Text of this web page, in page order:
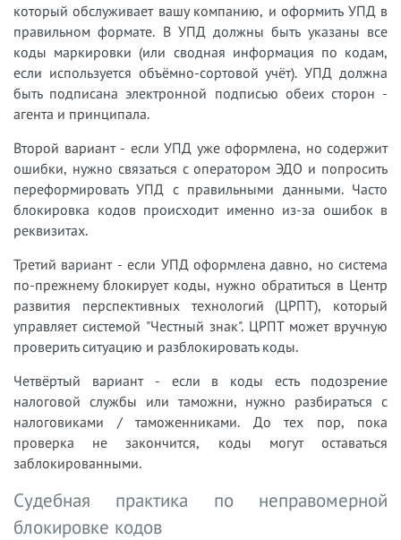
который обслуживает вашу компанию, и оформить УПД в
правильном формате. В УПД должны быть указаны все
коды маркировки (или сводная информация по кодам,
если используется объёмно-сортовой учёт). УПД должна
быть подписана электронной подписью обеих сторон -
агента и принципала.
Второй вариант - если УПД уже оформлена, но содержит
ошибки, нужно связаться с оператором ЭДО и попросить
переформировать УПД с правильными данными. Часто
блокировка кодов происходит именно из-за ошибок в
реквизитах.
Третий вариант - если УПД оформлена давно, но система
по-прежнему блокирует коды, нужно обратиться в Центр
развития перспективных технологий (ЦРПТ), который
управляет системой "Честный знак". ЦРПТ может вручную
проверить ситуацию и разблокировать коды.
Четвёртый вариант - если в коды есть подозрение
налоговой службы или таможни, нужно разбираться с
налоговиками / таможенниками. До тех пор, пока
проверка не закончится, коды могут оставаться
заблокированными.
Судебная практика по неправомерной
блокировке кодов